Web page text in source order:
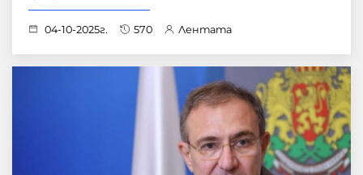
04-10-2025г. 570 Лентата